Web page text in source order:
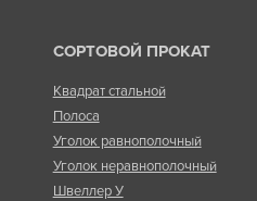
СОРТОВОЙ ПРОКАТ
Квадрат стальной
Полоса
Уголок равнополочный
Уголок неравнополочный
Швеллер У